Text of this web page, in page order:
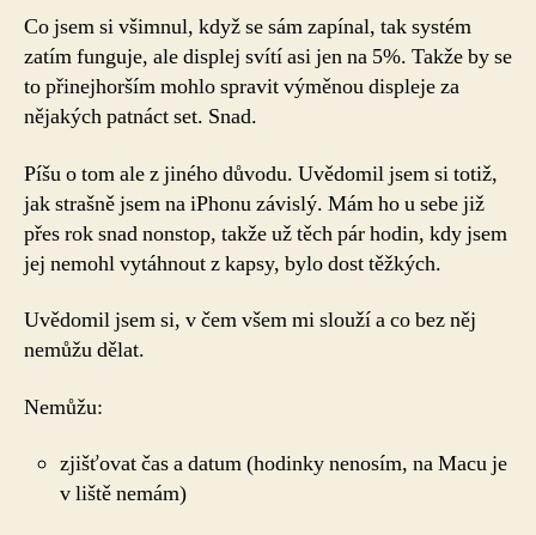
Co jsem si všimnul, když se sám zapínal, tak systém
zatím funguje, ale displej svítí asi jen na 5%. Takže by se
to přinejhorším mohlo spravit výměnou displeje za
nějakých patnáct set. Snad.
Píšu o tom ale z jiného důvodu. Uvědomil jsem si totiž,
jak strašně jsem na iPhonu závislý. Mám ho u sebe již
přes rok snad nonstop, takže už těch pár hodin, kdy jsem
jej nemohl vytáhnout z kapsy, bylo dost těžkých.
Uvědomil jsem si, v čem všem mi slouží a co bez něj
nemůžu dělat.
Nemůžu:
zjišťovat čas a datum (hodinky nenosím, na Macu je
v liště nemám)